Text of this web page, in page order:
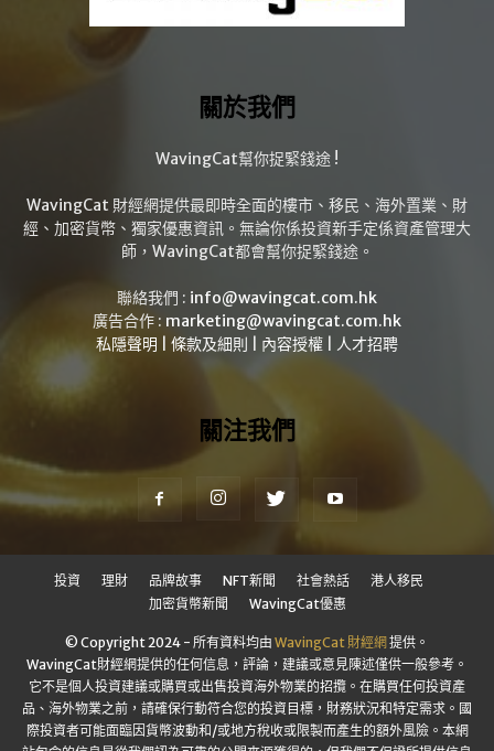
關於我們
WavingCat幫你捉緊錢途 !
WavingCat 財經網提供最即時全面的樓市、移民、海外置業、財
經、加密貨幣、獨家優惠資訊。無論你係投資新手定係資產管理大
師，WavingCat都會幫你捉緊錢途。
聯絡我們 : info@wavingcat.com.hk
廣告合作 : marketing@wavingcat.com.hk
私隱聲明
條款及細則 內容授權 人才招聘
關注我們
投資 理財 品牌故事 NFT新聞 社會熱話
港人移民
加密貨幣新聞
WavingCat優惠
© Copyright 2024 - 所有資料均由 WavingCat 財經網提供。
WavingCat財經網提供的任何信息，評論，建議或意見陳述僅供一般參考。
它不是個人投資建議或購買或出售投資海外物業的招攬。在購買任何投資產
品、海外物業之前，請確保行動符合您的投資目標，財務狀況和特定需求。國
際投資者可能面臨因貨幣波動和/或地方稅收或限製而產生的額外風險。本網